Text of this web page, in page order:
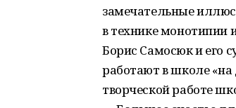
замечательные
в технике монотипии
Борис Самосюк и его
работают в школе «на
творческой работе